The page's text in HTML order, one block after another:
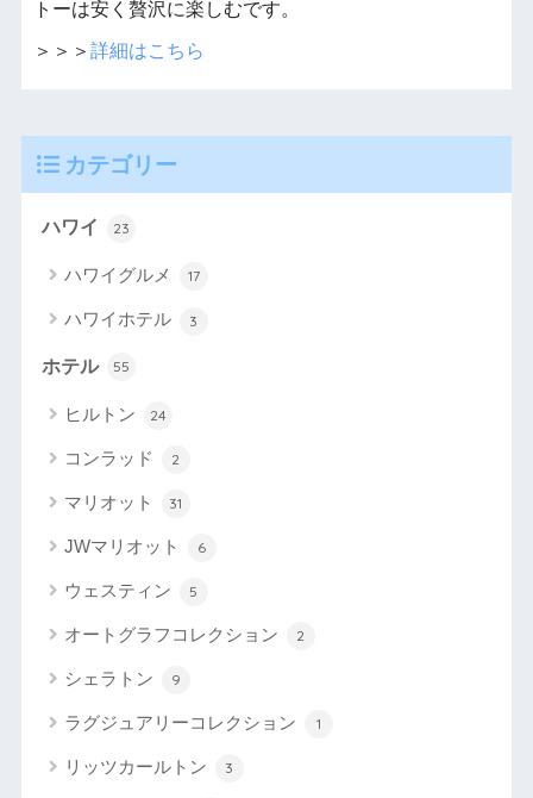
トーは安く贅沢に楽しむです。
＞＞＞ 詳細はこちら
カテゴリー
ハワイ 23
ハワイグルメ 17
ハワイホテル 3
ホテル 55
ヒルトン 24
コンラッド 2
マリオット 31
JWマリオット 6
ウェスティン 5
オートグラフコレクション 2
シェラトン 9
ラグジュアリーコレクション 1
リッツカールトン 3